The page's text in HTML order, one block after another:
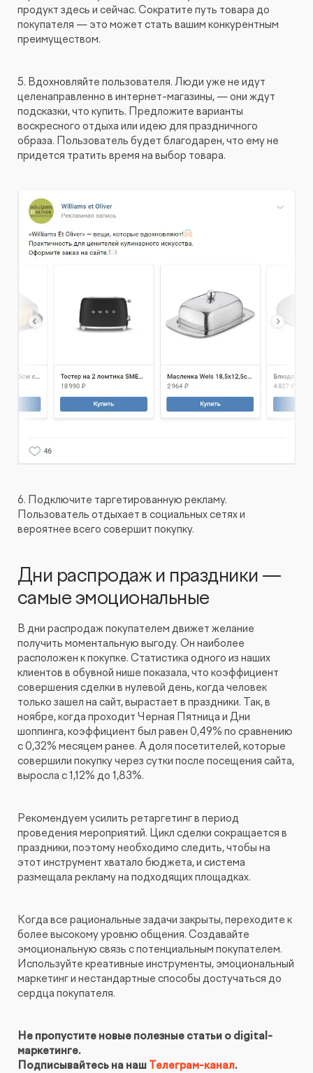
продукт здесь и сейчас. Сократите путь товара до
покупателя — это может стать вашим конкурентным
преимуществом.
5. Вдохновляйте пользователя. Люди уже не идут
целенаправленно в интернет-магазины, — они ждут
подсказки, что купить. Предложите варианты
воскресного отдыха или идею для праздничного
образа. Пользователь будет благодарен, что ему не
придется тратить время на выбор товара.
6. Подключите таргетированную рекламу.
Пользователь отдыхает в социальных сетях и
вероятнее всего совершит покупку.
Дни распродаж и праздники —
самые эмоциональные
В дни распродаж покупателем движет желание
получить моментальную выгоду. Он наиболее
расположен к покупке. Статистика одного из наших
клиентов в обувной нише показала, что коэффициент
совершения сделки в нулевой день, когда человек
только зашел на сайт, вырастает в праздники. Так, в
ноябре, когда проходит Черная Пятница и Дни
шоппинга, коэффициент был равен 0,49% по сравнению
с 0,32% месяцем ранее. А доля посетителей, которые
совершили покупку через сутки после посещения сайта,
выросла с 1,12% до 1,83%.
Рекомендуем усилить ретаргетинг в период
проведения мероприятий. Цикл сделки сокращается в
праздники, поэтому необходимо следить, чтобы на
этот инструмент хватало бюджета, и система
размещала рекламу на подходящих площадках.
Когда все рациональные задачи закрыты, переходите к
более высокому уровню общения. Создавайте
эмоциональную связь с потенциальным покупателем.
Используйте креативные инструменты, эмоциональный
маркетинг и нестандартные способы достучаться до
сердца покупателя.
Не пропустите новые полезные статьи о digital-
маркетинге.
Подписывайтесь на наш Телеграм-канал.